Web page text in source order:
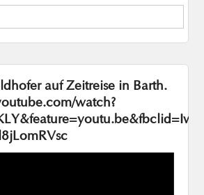
auf Zeitreise in Barth.
watch?